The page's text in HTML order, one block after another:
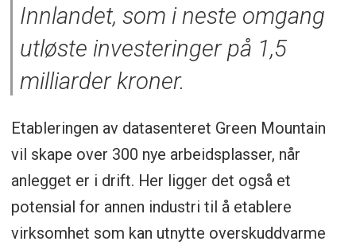
Innlandet, som i neste omgang
utløste investeringer på 1,5
milliarder kroner.
Etableringen av datasenteret Green Mountain
vil skape over 300 nye arbeidsplasser, når
anlegget er i drift. Her ligger det også et
potensial for annen industri til å etablere
virksomhet som kan utnytte overskuddvarme